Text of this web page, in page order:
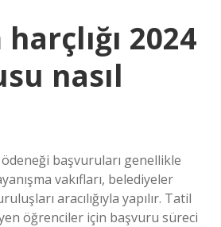
2024
nasıl
başvuruları genellikle
vakıfları, belediyeler
aracılığıyla yapılır. Tatil
öğrenciler için başvuru süreci